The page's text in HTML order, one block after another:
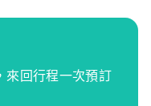
來回行程一次預訂